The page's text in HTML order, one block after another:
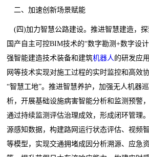
二、加速创新场景赋能
(四)加力智慧公路建设。推进智慧建造，
国产自主可控BIM技术的“数字勘测+数字设
强智能建造技术装备和建筑机器人 的研发应
网等技术实现对施工过程的实时监控和高效
“智慧工地”。推进智慧养护，加强无人机器
析，开展基础设施病害智能分析和监测预警
通过持续监测评估治理成效，形成闭环管理
源感知数据，构建路网运行状态评估、视频
等模型，实现交通拥堵成因分析溯源、应急